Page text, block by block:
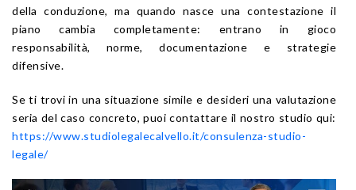
della conduzione, ma quando nasce una contestazione il
piano cambia completamente: entrano in gioco
responsabilità, norme, documentazione e strategie
difensive.
Se ti trovi in una situazione simile e desideri una valutazione
seria del caso concreto, puoi contattare il nostro studio qui:
https://www.studiolegalecalvello.it/consulenza-studio-
legale/